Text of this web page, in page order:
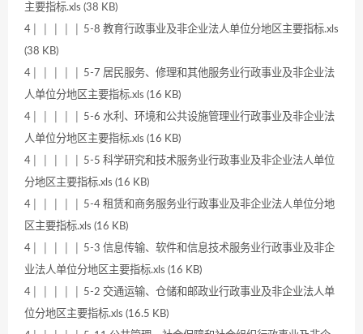
主要指标.xls (38 KB)
4│ │ │ │ │ 5-8 教育行政事业及非企业法人单位分地区主要指标.xls
(38 KB)
4│ │ │ │ │ 5-7 居民服务、修理和其他服务业行政事业及非企业法
人单位分地区主要指标.xls (16 KB)
4│ │ │ │ │ 5-6 水利、环境和公共设施管理业行政事业及非企业法
人单位分地区主要指标.xls (16 KB)
4│ │ │ │ │ 5-5 科学研究和技术服务业行政事业及非企业法人单位
分地区主要指标.xls (16 KB)
4│ │ │ │ │ 5-4 租赁和商务服务业行政事业及非企业法人单位分地
区主要指标.xls (16 KB)
4│ │ │ │ │ 5-3 信息传输、软件和信息技术服务业行政事业及非企
业法人单位分地区主要指标.xls (16 KB)
4│ │ │ │ │ 5-2 交通运输、仓储和邮政业行政事业及非企业法人单
位分地区主要指标.xls (16.5 KB)